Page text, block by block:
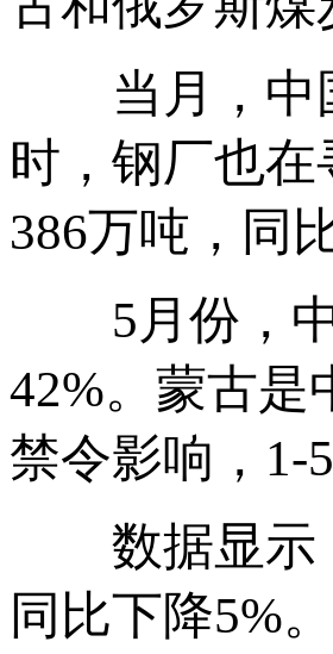
当月，中国
时，钢厂也
386万吨，同
5月份，中
42%。蒙古是
禁令影响，1-
数据显示，
同比下降5%